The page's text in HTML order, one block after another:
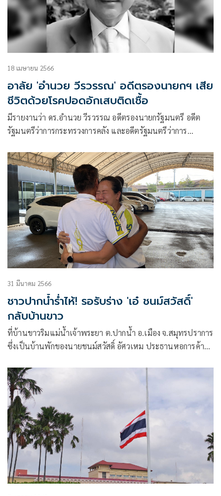
18 เมษายน 2566
อาลัย 'อำนวย วีรวรรณ' อดีตรองนายกฯ เสีย
ชีวิตด้วยโรคปอดอักเสบติดเชื้อ
มีรายงานว่า ดร.อำนวย วีรวรรณ อดีตรองนายกรัฐมนตรี อดีต
รัฐมนตรีว่าการกระทรวงการคลัง และอดีตรัฐมนตรีว่าการ
31 มีนาคม 2566
ชาวปากน้ำร่ำไห้! รอรับร่าง 'เอ๋ ชนม์สวัสดิ์'
กลับบ้านขาว
ที่บ้านขาวริมแม่น้ำเจ้าพระยา ต.ปากน้ำ อ.เมือง จ.สมุทรปราการ
ซึ่งเป็นบ้านพักของนายชนม์สวัสดิ์ อัศวเหม ประธานหอการค้า